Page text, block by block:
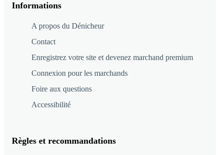
Informations
A propos du Dénicheur
Contact
Enregistrez votre site et devenez marchand premium
Connexion pour les marchands
Foire aux questions
Accessibilité
Règles et recommandations